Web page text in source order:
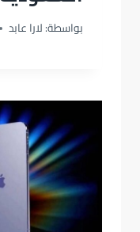
بواسطة:لارا عابد